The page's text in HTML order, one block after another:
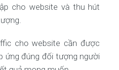
cho website và thu hút
cho website cần được
ứng đúng đối tượng người